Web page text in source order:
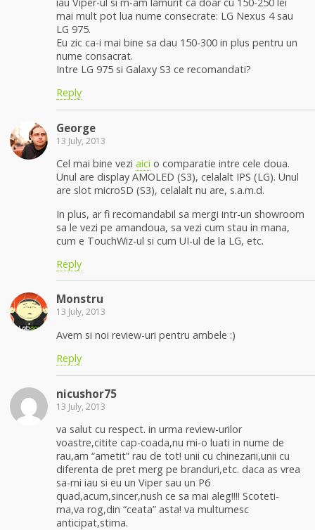
mai mult pot lua nume consecrate: LG Nexus 4 sau
LG 975.
Eu zic ca-i mai bine sa dau 150-300 in plus pentru un
nume consacrat.
Intre LG 975 si Galaxy S3 ce recomandati?
Reply
George
13 July, 2013
Cel mai bine vezi aici o comparatie intre cele doua.
Unul are display AMOLED (S3), celalalt IPS (LG). Unul
are slot microSD (S3), celalalt nu are, s.a.m.d.
In plus, ar fi recomandabil sa mergi intr-un showroom
sa le vezi pe amandoua, sa vezi cum stau in mana,
cum e TouchWiz-ul si cum UI-ul de la LG, etc.
Reply
Monstru
13 July, 2013
Avem si noi review-uri pentru ambele :)
Reply
nicushor75
13 July, 2013
va salut cu respect. in urma review-urilor
voastre,citite cap-coada,nu mi-o luati in nume de
rau,am “ametit” rau de tot! unii cu chinezarii,unii cu
diferenta de pret merg pe branduri,etc. daca as vrea
sa-mi iau si eu un Viper sau un P6
quad,acum,sincer,nush ce sa mai aleg!!!! Scoteti-
ma,va rog,din “ceata” asta! va multumesc
anticipat,stima.